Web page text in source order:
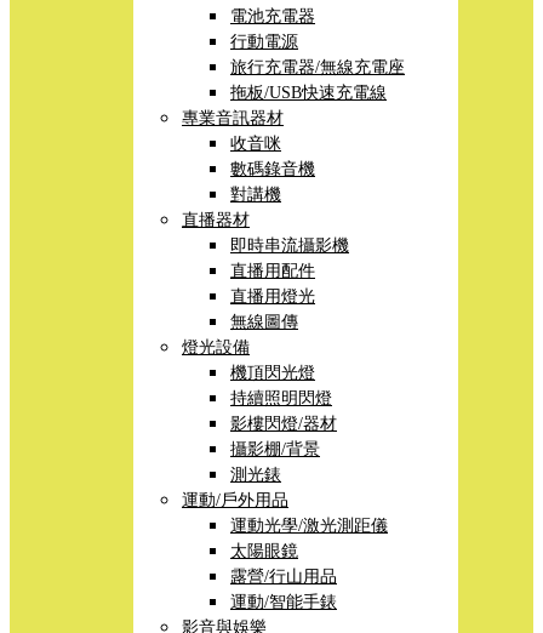
電池充電器
行動電源
旅行充電器/無線充電座
拖板/USB快速充電線
專業音訊器材
收音咪
數碼錄音機
對講機
直播器材
即時串流攝影機
直播用配件
直播用燈光
無線圖傳
燈光設備
機頂閃光燈
持續照明閃燈
影樓閃燈/器材
攝影棚/背景
測光錶
運動/戶外用品
運動光學/激光測距儀
太陽眼鏡
露營/行山用品
運動/智能手錶
影音與娛樂